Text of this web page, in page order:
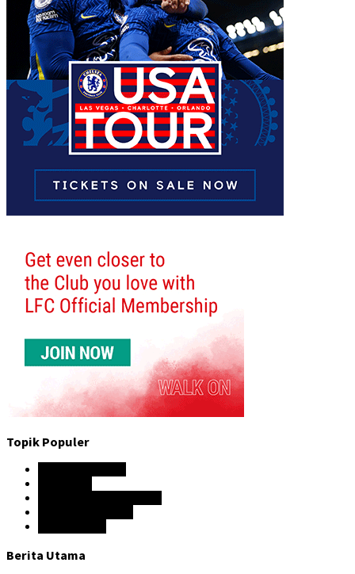
Topik Populer
Berita Utama